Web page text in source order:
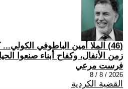
(46) الملا أمين الباطوفي
زمن الأنفال، وكفاح أبناء صنعوا
فرست مرعي
2026 / 8 / 8
القضية الكردية